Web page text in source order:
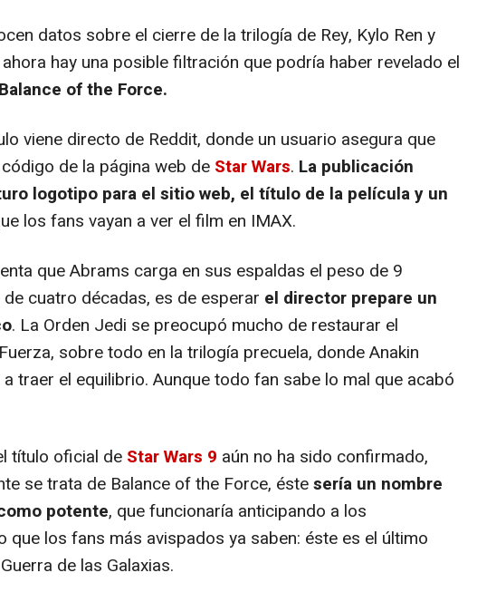
datos sobre el cierre de la trilogía de Rey, Kylo Ren y
hay una posible filtración que podría haber revelado el
Balance of the Force.
viene directo de Reddit, donde un usuario asegura que
de la página web de Star Wars. La publicación
logotipo para el sitio web, el título de la película y un
los fans vayan a ver el film en IMAX.
que Abrams carga en sus espaldas el peso de 9
cuatro décadas, es de esperar el director prepare un
. La Orden Jedi se preocupó mucho de restaurar el
sobre todo en la trilogía precuela, donde Anakin
traer el equilibrio. Aunque todo fan sabe lo mal que acabó
título oficial de Star Wars 9 aún no ha sido confirmado,
se trata de Balance of the Force, éstesería un nombre
potente, que funcionaría anticipando a los
que los fans más avispados ya saben: éste es el último
de las Galaxias.